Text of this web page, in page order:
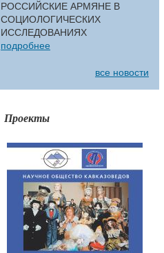
РОССИЙСКИЕ АРМЯНЕ В
СОЦИОЛОГИЧЕСКИХ
ИССЛЕДОВАНИЯХ
подробнее
все новости
Проекты